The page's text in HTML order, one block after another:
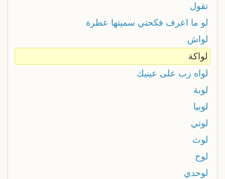
تقول
لو ما اعرف فكحتي سميتها عطرة
لواش
لواكة
لواه زب على عينيك
لوبة
لوبيا
لوتي
لوث
لوح
لوحدي